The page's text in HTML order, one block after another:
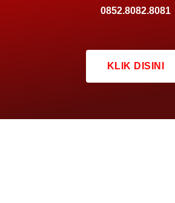
0852.8082.8081
KLIK DISINI